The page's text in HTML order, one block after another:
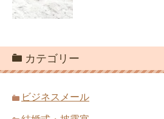
カテゴリー
ビジネスメール